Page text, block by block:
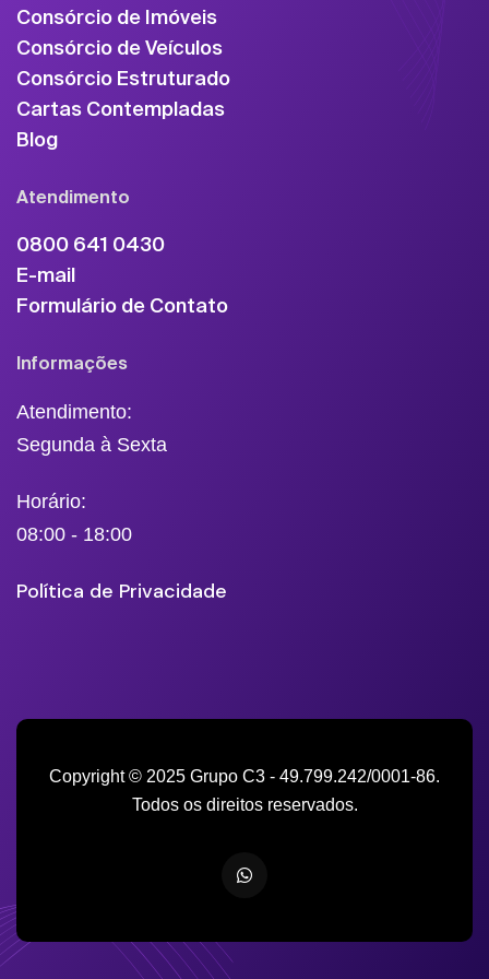
Consórcio de Imóveis
Consórcio de Veículos
Consórcio Estruturado
Cartas Contempladas
Blog
Atendimento
0800 641 0430
E-mail
Formulário de Contato
Informações
Atendimento:
Segunda à Sexta
Horário:
08:00 - 18:00
Política de Privacidade
Copyright © 2025 Grupo C3 - 49.799.242/0001-86.
Todos os direitos reservados.